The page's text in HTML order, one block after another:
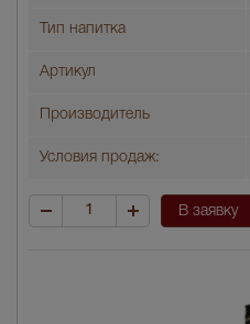
Тип напитка
Артикул
Производитель
Условия продаж:
В заявку